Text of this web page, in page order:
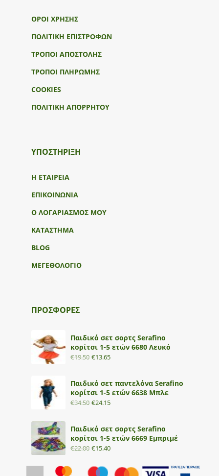
ΟΡΟΙ ΧΡΗΣΗΣ
ΠΟΛΙΤΙΚΗ ΕΠΙΣΤΡΟΦΩΝ
ΤΡΟΠΟΙ ΑΠΟΣΤΟΛΗΣ
ΤΡΟΠΟΙ ΠΛΗΡΩΜΗΣ
COOKIES
ΠΟΛΙΤΙΚΗ ΑΠΟΡΡΗΤΟΥ
ΥΠΟΣΤΉΡΙΞΗ
Η ΕΤΑΙΡΕΙΑ
ΕΠΙΚΟΙΝΩΝΙΑ
Ο ΛΟΓΑΡΙΑΣΜΟΣ ΜΟΥ
ΚΑΤΑΣΤΗΜΑ
BLOG
ΜΕΓΕΘΟΛΟΓΙΟ
ΠΡΟΣΦΟΡΕΣ
Παιδικό σετ σορτς Serafino
κορίτσι 1-5 ετών 6680 Λευκό
€19.50 €13.65
Παιδικό σετ παντελόνα Serafino
κορίτσι 1-5 ετών 6638 Μπλε
€34.50 €24.15
Παιδικό σετ σορτς Serafino
κορίτσι 1-5 ετών 6669 Εμπριμέ
€22.00 €15.40